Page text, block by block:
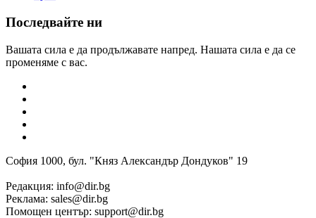
Последвайте ни
Вашата сила е да продължавате напред. Нашата сила е да се
променяме с вас.
София 1000, бул. "Княз Александър Дондуков" 19
Редакция: info@dir.bg
Реклама: sales@dir.bg
Помощен център: support@dir.bg